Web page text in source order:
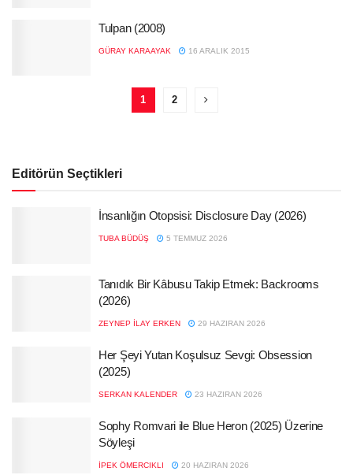
Tulpan (2008)
GÜRAY KARAAYAK 16 ARALIK 2015
1 2
Editörün Seçtikleri
İnsanlığın Otopsisi: Disclosure Day (2026)
TUBA BÜDÜŞ 5 TEMMUZ 2026
Tanıdık Bir Kâbusu Takip Etmek: Backrooms
(2026)
ZEYNEP İLAY ERKEN 29 HAZIRAN 2026
Her Şeyi Yutan Koşulsuz Sevgi: Obsession
(2025)
SERKAN KALENDER 23 HAZIRAN 2026
Sophy Romvari ile Blue Heron (2025) Üzerine
Söyleşi
İPEK ÖMERCIKLI 20 HAZIRAN 2026